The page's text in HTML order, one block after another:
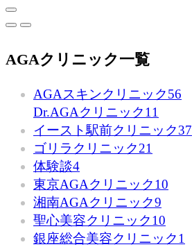
AGAクリニック一覧
AGAスキンクリニック56
Dr.AGAクリニック11
イースト駅前クリニック37
ゴリラクリニック21
体験談4
東京AGAクリニック10
湘南AGAクリニック9
聖心美容クリニック10
銀座総合美容クリニック1